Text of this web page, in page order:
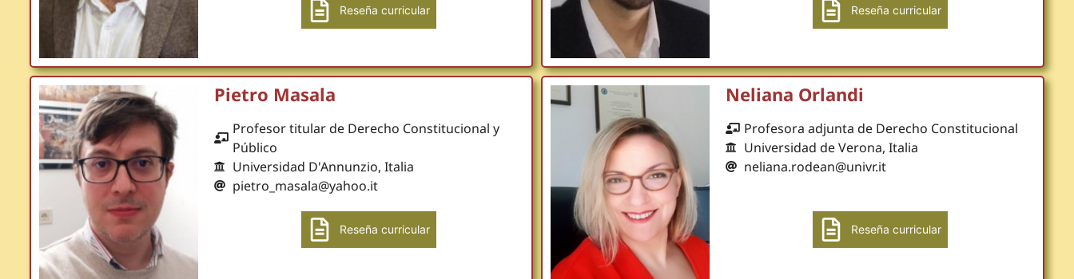
Reseña curricular Reseña curricular
Pietro Masala
Profesor titular de Derecho Constitucional y
Público
Universidad D'Annunzio, Italia
pietro_masala@yahoo.it
Reseña curricular
Neliana Orlandi
Profesora adjunta de Derecho Constitucional
Universidad de Verona, Italia
neliana.rodean@univr.it
Reseña curricular